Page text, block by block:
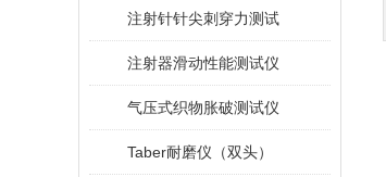
注射针针尖刺穿力测试
注射器滑动性能测试仪
气压式织物胀破测试仪
Taber耐磨仪（双头）